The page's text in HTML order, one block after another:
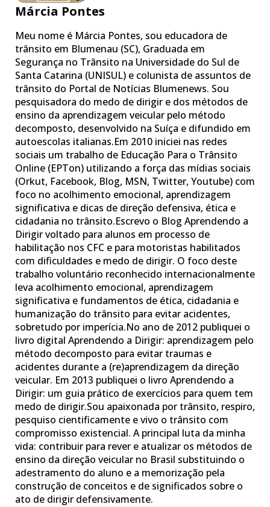
Márcia Pontes
Meu nome é Márcia Pontes, sou educadora de
trânsito em Blumenau (SC), Graduada em
Segurança no Trânsito na Universidade do Sul de
Santa Catarina (UNISUL) e colunista de assuntos de
trânsito do Portal de Notícias Blumenews. Sou
pesquisadora do medo de dirigir e dos métodos de
ensino da aprendizagem veicular pelo método
decomposto, desenvolvido na Suíça e difundido em
autoescolas italianas.Em 2010 iniciei nas redes
sociais um trabalho de Educação Para o Trânsito
Online (EPTon) utilizando a força das mídias sociais
(Orkut, Facebook, Blog, MSN, Twitter, Youtube) com
foco no acolhimento emocional, aprendizagem
significativa e dicas de direção defensiva, ética e
cidadania no trânsito.Escrevo o Blog Aprendendo a
Dirigir voltado para alunos em processo de
habilitação nos CFC e para motoristas habilitados
com dificuldades e medo de dirigir. O foco deste
trabalho voluntário reconhecido internacionalmente
leva acolhimento emocional, aprendizagem
significativa e fundamentos de ética, cidadania e
humanização do trânsito para evitar acidentes,
sobretudo por imperícia.No ano de 2012 publiquei o
livro digital Aprendendo a Dirigir: aprendizagem pelo
método decomposto para evitar traumas e
acidentes durante a (re)aprendizagem da direção
veicular. Em 2013 publiquei o livro Aprendendo a
Dirigir: um guia prático de exercícios para quem tem
medo de dirigir.Sou apaixonada por trânsito, respiro,
pesquiso cientificamente e vivo o trânsito com
compromisso existencial. A principal luta da minha
vida: contribuir para rever e atualizar os métodos de
ensino da direção veicular no Brasil substituindo o
adestramento do aluno e a memorização pela
construção de conceitos e de significados sobre o
ato de dirigir defensivamente.